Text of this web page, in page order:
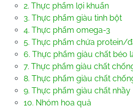
2. Thực phẩm lợi khuẩn
3. Thực phẩm giàu tinh bột
4. Thực phẩm omega-3
5. Thực phẩm chứa protein/
6. Thực phẩm giàu chất béo
7. Thực phẩm giàu chất
8. Thực phẩm giàu chất
9. Thực phẩm giàu chất nhầy
10. Nhóm hoa quả